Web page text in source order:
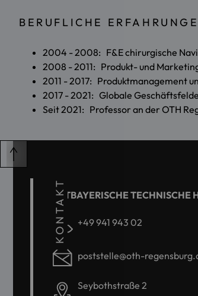
BERUFLICHE
2004 - 2008: F&E chirurgische
2008 - 2011: Produkt- und
2011 - 2017: Produktmanagement
2017 - 2021: Globale
Seit 2021: Professor an der OTH
KONTAKT
OSTBAYERISCHE TECHNISCHE
+49 941 943 02
poststelle@oth-
Seybothstraße 2